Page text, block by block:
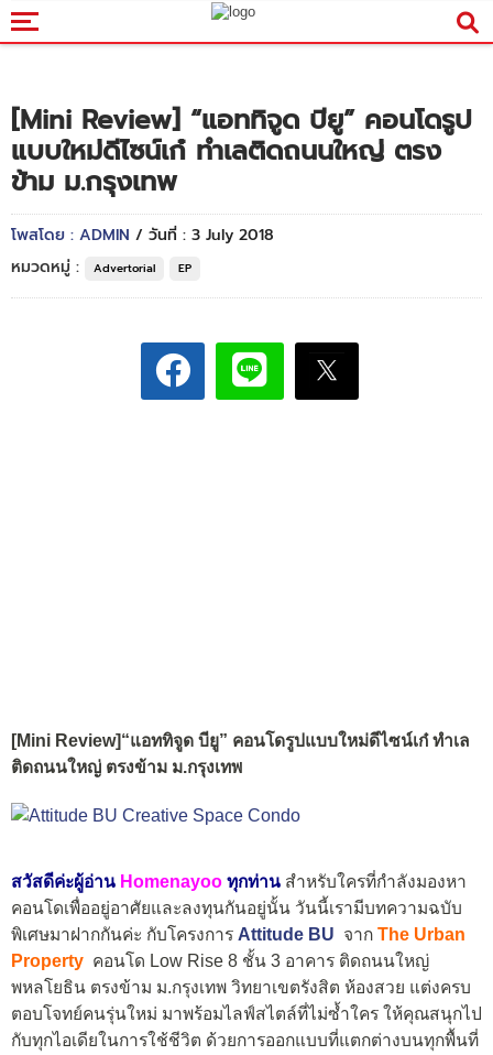
[Mini Review] “แอททิจูด บียู” คอนโดรูป
แบบใหม่ดีไซน์เก๋ ทำเลติดถนนใหญ่ ตรง
ข้าม ม.กรุงเทพ
โพสโดย : ADMIN / วันที่ : 3 July 2018
หมวดหมู่ :
Advertorial EP
[Mini Review]“แอททิจูด บียู” คอนโดรูปแบบใหม่ดีไซน์เก๋ ทำเล
ติดถนนใหญ่ ตรงข้าม ม.กรุงเทพ
สวัสดีค่ะผู้อ่าน Homenayoo ทุกท่าน สำหรับใครที่กำลังมองหา
คอนโดเพื่ออยู่อาศัยและลงทุนกันอยู่นั้น วันนี้เรามีบทความฉบับ
พิเศษมาฝากกันค่ะ กับโครงการ Attitude BU จาก The Urban
Property คอนโด Low Rise 8 ชั้น 3 อาคาร ติดถนนใหญ่
พหลโยธิน ตรงข้าม ม.กรุงเทพ วิทยาเขตรังสิต ห้องสวย แต่งครบ
ตอบโจทย์คนรุ่นใหม่ มาพร้อมไลฟ์สไตล์ที่ไม่ซ้ำใคร ให้คุณสนุกไป
กับทุกไอเดียในการใช้ชีวิต ด้วยการออกแบบที่แตกต่างบนทุกพื้นที่